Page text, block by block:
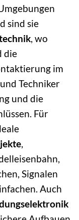
sind sie
, wo
die
im
Techniker
und die
Für
,
Signalen
Auch